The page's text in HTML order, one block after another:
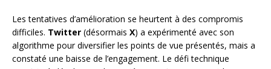
Les tentatives d’amélioration se heurtent à des compromis
difficiles. Twitter (désormais X) a expérimenté avec son
algorithme pour diversifier les points de vue présentés, mais a
constaté une baisse de l’engagement. Le défi technique